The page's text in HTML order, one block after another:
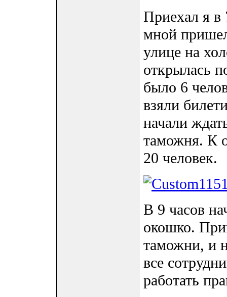
Приехал я в
мной
улице на
открылась
было 6
взяли
начали
таможня. К
20 человек.
В 9 часов
окошко.
таможни, и
все
работать